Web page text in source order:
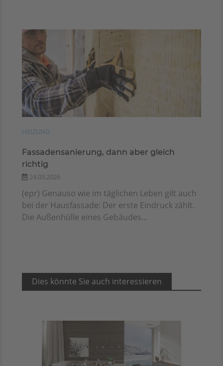
HEIZUNG
Fassadensanierung, dann aber gleich
richtig
24.03.2026
(epr) Genauso wie im täglichen Leben gilt auch
bei der Hausfassade: Der erste Eindruck zählt.
Die Außenhülle eines Gebäudes...
Dies könnte Sie auch interessieren